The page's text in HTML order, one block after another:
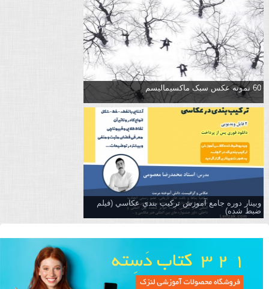
60 نمونه عکس سبک ماکسیمالیسم
وبینار دوره جامع آموزش تركيب بندي عكاسي (فیلم
ضبط شده)